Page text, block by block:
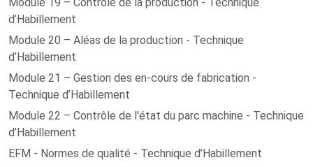
d’Habillement
Module 20 – Aléas de la production - Technique
d’Habillement
Module 21 – Gestion des en-cours de fabrication -
Technique d’Habillement
Module 22 – Contrôle de l'état du parc machine - Technique
d’Habillement
EFM - Normes de qualité - Technique d’Habillement